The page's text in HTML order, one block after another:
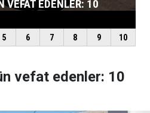
vefat edenler: 10